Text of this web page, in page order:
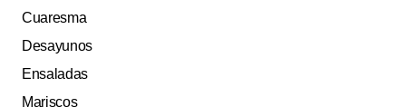
Cuaresma
Desayunos
Ensaladas
Mariscos